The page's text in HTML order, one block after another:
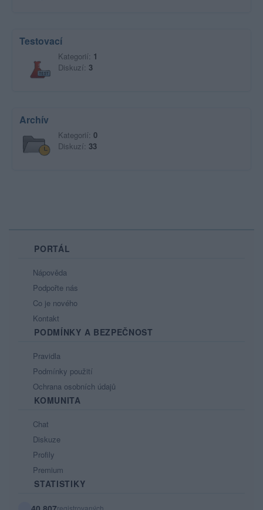
Testovací
Kategorií: 1
Diskuzí: 3
Archív
Kategorií: 0
Diskuzí: 33
PORTÁL
Nápověda
Podpořte nás
Co je nového
Kontakt
PODMÍNKY A BEZPEČNOST
Pravidla
Podmínky použití
Ochrana osobních údajů
KOMUNITA
Chat
Diskuze
Profily
Premium
STATISTIKY
registrovaných